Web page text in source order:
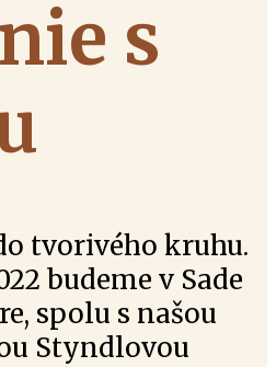
s
tvorivého kruhu.
budeme v Sade
spolu s našou
Styndlovou